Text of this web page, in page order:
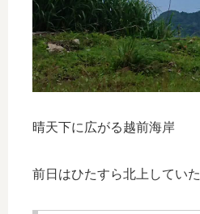
晴天下に広がる越前海岸
前日はひたすら北上してい